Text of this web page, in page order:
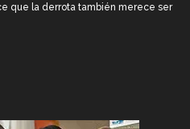
que la derrota también merece ser